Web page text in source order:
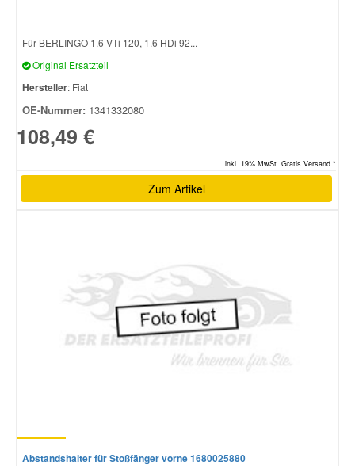
Für BERLINGO 1.6 VTi 120, 1.6 HDi 92...
Original Ersatzteil
Hersteller: Fiat
OE-Nummer: 1341332080
108,49 €
inkl. 19% MwSt. Gratis Versand *
Zum Artikel
Abstandshalter für Stoßfänger vorne 1680025880